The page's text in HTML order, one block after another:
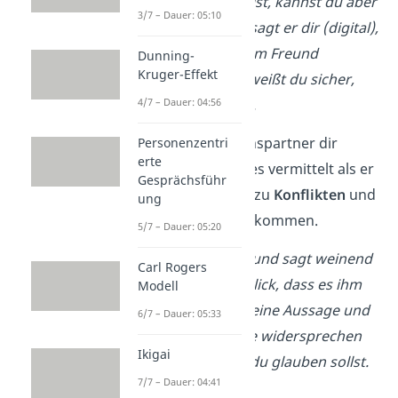
nur vermuten. Jetzt sagt er dir (digital),
dass er sich mit einem Freund
gestritten hat. Nun weißt du sicher,
warum er traurig ist.
Wenn dein Gesprächspartner dir
analog etwas anderes vermittelt als er
digital sagt, kann es zu Konflikten und
Missverständnissen kommen.
➡️
Beispiel
ein Freund sagt weinend
und mit traurigem Blick, dass es ihm
gut geht. Weil sich seine Aussage und
seine Körpersprache widersprechen
weißt du nicht, was du glauben sollst.
3/7 – Dauer: 05:10
Dunning-
Kruger-Effekt
4/7 – Dauer: 04:56
Personenzentri
erte
Gesprächsführ
ung
5/7 – Dauer: 05:20
Carl Rogers
Modell
6/7 – Dauer: 05:33
Ikigai
7/7 – Dauer: 04:41